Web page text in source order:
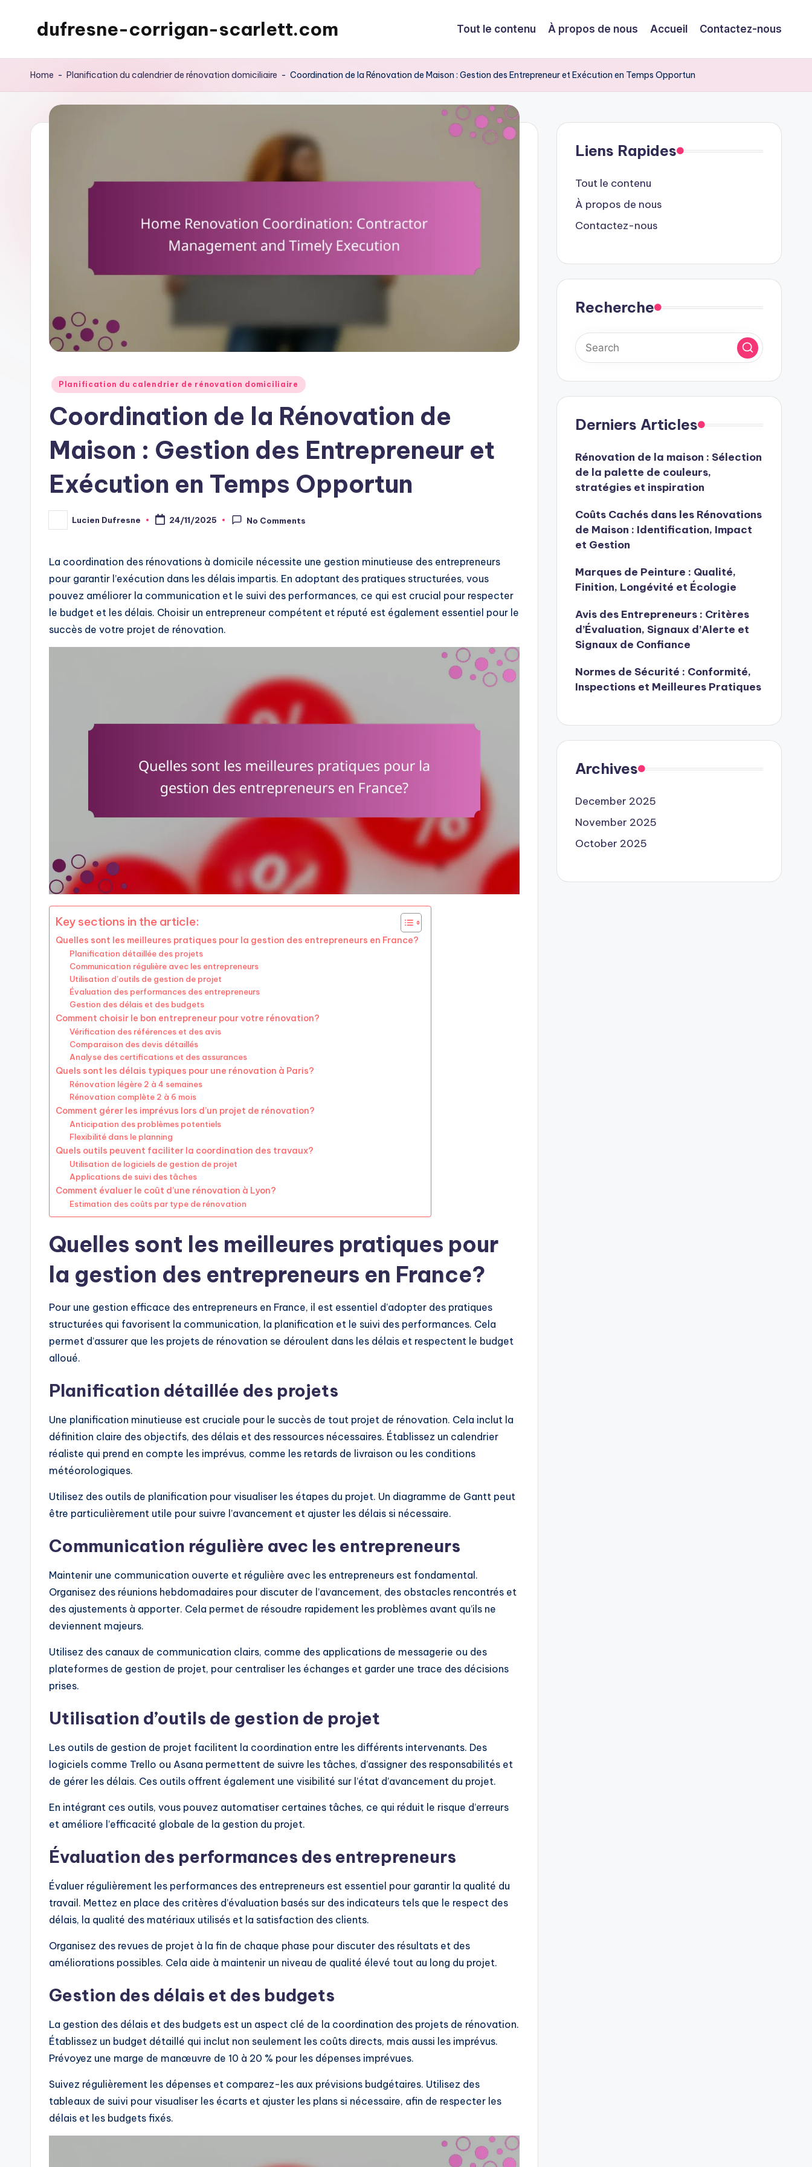
dufresne-corrigan-scarlett.com Tout le contenu À propos de nous Accueil Contactez-nous
Home - Planification du calendrier de rénovation domiciliaire - Coordination de la Rénovation de Maison : Gestion des Entrepreneur et Exécution en Temps Opportun
Posted
Planification du calendrier de rénovation domiciliaire
Coordination de la Rénovation de
Maison : Gestion des Entrepreneur et
Exécution en Temps Opportun
Posted
by
Lucien Dufresne 24/11/2025 No Comments
La coordination des rénovations à domicile nécessite une gestion minutieuse des entrepreneurs
pour garantir l’exécution dans les délais impartis. En adoptant des pratiques structurées, vous
pouvez améliorer la communication et le suivi des performances, ce qui est crucial pour respecter
le budget et les délais. Choisir un entrepreneur compétent et réputé est également essentiel pour le
succès de votre projet de rénovation.
Key sections in the article:
Quelles sont les meilleures pratiques pour la gestion des entrepreneurs en France?
Planification détaillée des projets
Communication régulière avec les entrepreneurs
Utilisation d’outils de gestion de projet
Évaluation des performances des entrepreneurs
Gestion des délais et des budgets
Comment choisir le bon entrepreneur pour votre rénovation?
Vérification des références et des avis
Comparaison des devis détaillés
Analyse des certifications et des assurances
Quels sont les délais typiques pour une rénovation à Paris?
Rénovation légère 2 à 4 semaines
Rénovation complète 2 à 6 mois
Comment gérer les imprévus lors d’un projet de rénovation?
Anticipation des problèmes potentiels
Flexibilité dans le planning
Quels outils peuvent faciliter la coordination des travaux?
Utilisation de logiciels de gestion de projet
Applications de suivi des tâches
Comment évaluer le coût d’une rénovation à Lyon?
Estimation des coûts par type de rénovation
Quelles sont les meilleures pratiques pour
la gestion des entrepreneurs en France?
Pour une gestion efficace des entrepreneurs en France, il est essentiel d’adopter des pratiques
structurées qui favorisent la communication, la planification et le suivi des performances. Cela
permet d’assurer que les projets de rénovation se déroulent dans les délais et respectent le budget
alloué.
Planification détaillée des projets
Une planification minutieuse est cruciale pour le succès de tout projet de rénovation. Cela inclut la
définition claire des objectifs, des délais et des ressources nécessaires. Établissez un calendrier
réaliste qui prend en compte les imprévus, comme les retards de livraison ou les conditions
météorologiques.
Utilisez des outils de planification pour visualiser les étapes du projet. Un diagramme de Gantt peut
être particulièrement utile pour suivre l’avancement et ajuster les délais si nécessaire.
Communication régulière avec les entrepreneurs
Maintenir une communication ouverte et régulière avec les entrepreneurs est fondamental.
Organisez des réunions hebdomadaires pour discuter de l’avancement, des obstacles rencontrés et
des ajustements à apporter. Cela permet de résoudre rapidement les problèmes avant qu’ils ne
deviennent majeurs.
Utilisez des canaux de communication clairs, comme des applications de messagerie ou des
plateformes de gestion de projet, pour centraliser les échanges et garder une trace des décisions
prises.
Utilisation d’outils de gestion de projet
Les outils de gestion de projet facilitent la coordination entre les différents intervenants. Des
logiciels comme Trello ou Asana permettent de suivre les tâches, d’assigner des responsabilités et
de gérer les délais. Ces outils offrent également une visibilité sur l’état d’avancement du projet.
En intégrant ces outils, vous pouvez automatiser certaines tâches, ce qui réduit le risque d’erreurs
et améliore l’efficacité globale de la gestion du projet.
Évaluation des performances des entrepreneurs
Évaluer régulièrement les performances des entrepreneurs est essentiel pour garantir la qualité du
travail. Mettez en place des critères d’évaluation basés sur des indicateurs tels que le respect des
délais, la qualité des matériaux utilisés et la satisfaction des clients.
Organisez des revues de projet à la fin de chaque phase pour discuter des résultats et des
améliorations possibles. Cela aide à maintenir un niveau de qualité élevé tout au long du projet.
Gestion des délais et des budgets
La gestion des délais et des budgets est un aspect clé de la coordination des projets de rénovation.
Établissez un budget détaillé qui inclut non seulement les coûts directs, mais aussi les imprévus.
Prévoyez une marge de manœuvre de 10 à 20 % pour les dépenses imprévues.
Suivez régulièrement les dépenses et comparez-les aux prévisions budgétaires. Utilisez des
tableaux de suivi pour visualiser les écarts et ajuster les plans si nécessaire, afin de respecter les
délais et les budgets fixés.
Liens Rapides
Tout le contenu
À propos de nous
Contactez-nous
Recherche
Derniers Articles
Rénovation de la maison : Sélection
de la palette de couleurs,
stratégies et inspiration
Coûts Cachés dans les Rénovations
de Maison : Identification, Impact
et Gestion
Marques de Peinture : Qualité,
Finition, Longévité et Écologie
Avis des Entrepreneurs : Critères
d’Évaluation, Signaux d’Alerte et
Signaux de Confiance
Normes de Sécurité : Conformité,
Inspections et Meilleures Pratiques
Archives
December 2025
November 2025
October 2025